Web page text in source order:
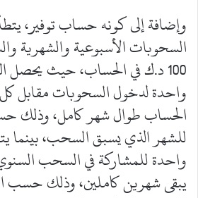
وإضافة إلى كونه حساب توفير،
السحوبات الأسبوعية والشهرية
100 د.ك في الحساب، حيث يحصل
الحساب طوال شهر كامل، وذلك
للشهر الذي يسبق السحب، بينما
يبقى شهرين كاملين، وذلك حسب